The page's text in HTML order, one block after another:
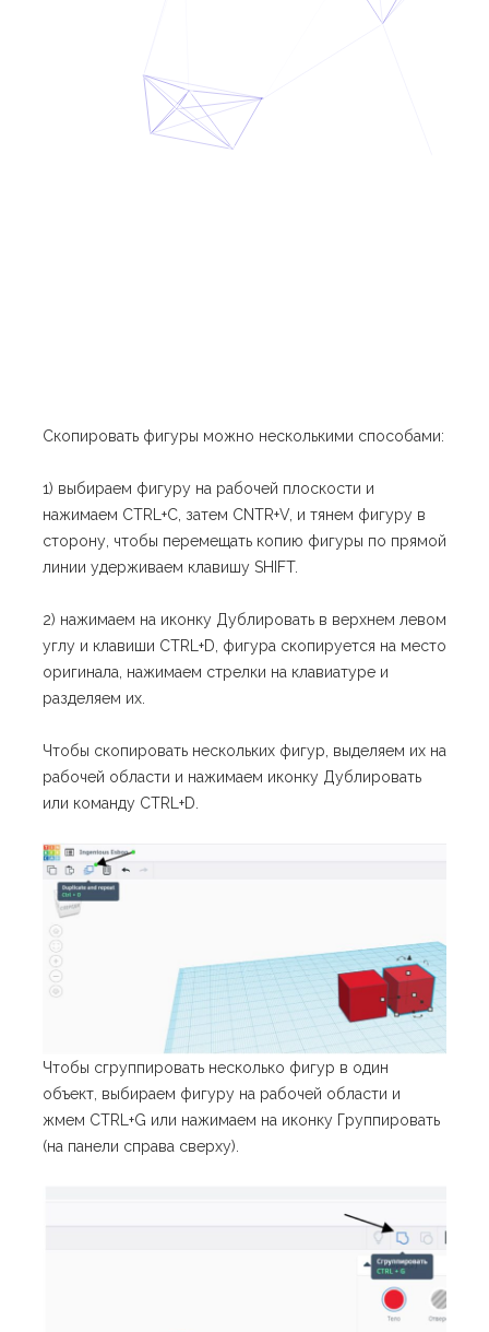
Скопировать фигуры можно несколькими способами:
1) выбираем фигуру на рабочей плоскости и
нажимаем CTRL+С, затем CNTR+V, и тянем фигуру в
сторону, чтобы перемещать копию фигуры по прямой
линии удерживаем клавишу SHIFT.
2) нажимаем на иконку Дублировать в верхнем левом
углу и клавиши CTRL+D, фигура скопируется на место
оригинала, нажимаем стрелки на клавиатуре и
разделяем их.
Чтобы скопировать нескольких фигур, выделяем их на
рабочей области и нажимаем иконку Дублировать
или команду CTRL+D.
Чтобы сгруппировать несколько фигур в один
объект, выбираем фигуру на рабочей области и
жмем CTRL+G или нажимаем на иконку Группировать
(на панели справа сверху).